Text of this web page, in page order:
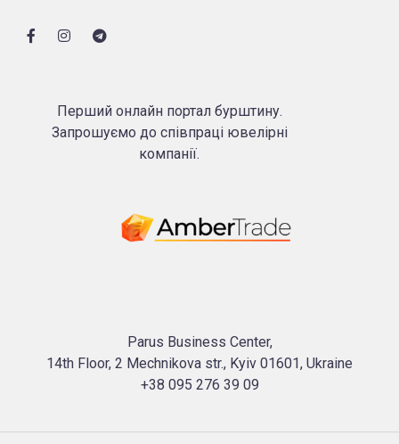
Перший онлайн портал бурштину.
Запрошуємо до співпраці ювелірні
компанії.
Parus Business Center,
14th Floor, 2 Mechnikova str., Kyiv 01601, Ukraine
+38 095 276 39 09